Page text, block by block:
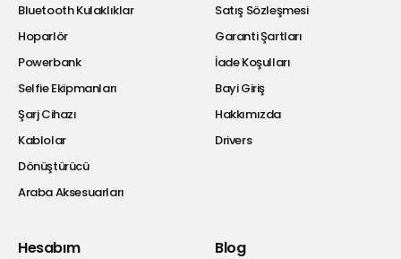
Bluetooth Kulaklıklar
Hoparlör
Powerbank
Selfie Ekipmanları
Şarj Cihazı
Kablolar
Dönüştürücü
Araba Aksesuarları
Satış Sözleşmesi
Garanti Şartları
İade Koşulları
Bayi Giriş
Hakkımızda
Drivers
Hesabım Blog